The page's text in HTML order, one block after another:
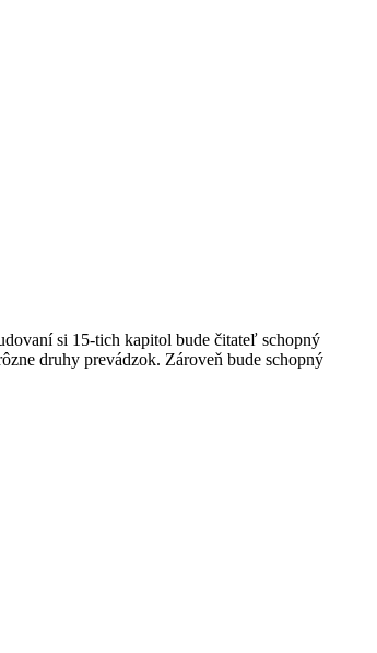
si 15-tich kapitol bude čitateľ schopný
druhy prevádzok. Zároveň bude schopný